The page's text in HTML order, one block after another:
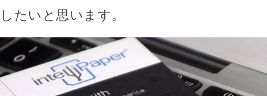
したいと思います。